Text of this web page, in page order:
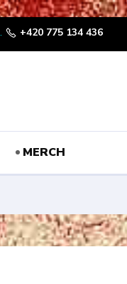
+420 775 134 436
MERCH